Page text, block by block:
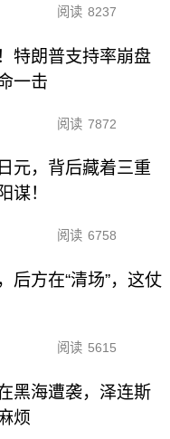
阅读 8237
特朗普支持率崩盘
一击
阅读 7872
元，背后藏着三重
谋！
阅读 6758
后方在“清场”，这仗
阅读 5615
黑海遭袭，泽连斯
烦